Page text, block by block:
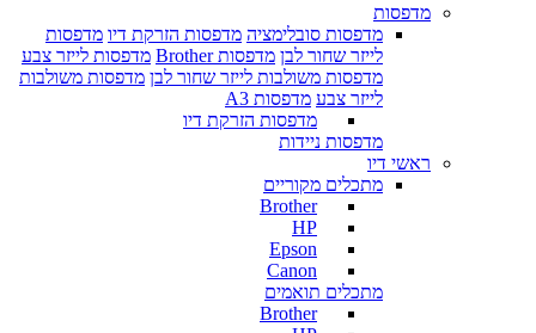
מדפסות
מדפסות סובלימציה מדפסות הזרקת דיו מדפסות
לייזר שחור לבן מדפסות Brother
מדפסות לייזר צבע
מדפסות משולבות לייזר שחור לבן מדפסות משולבות
לייזר צבע מדפסות A3
מדפסות הזרקת דיו
מדפסות ניידות
ראשי דיו
מתכלים מקוריים
Brother
HP
Epson
Canon
מתכלים תואמים
Brother